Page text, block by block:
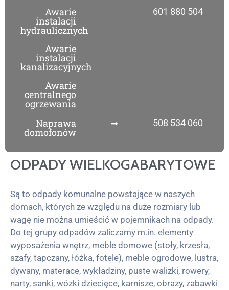
Awarie
instalacji
hydraulicznych
Awarie
instalacji
kanalizacyjnych
Awarie
centralnego
ogrzewania
601 880 504
Naprawa
domofonów
508 534 060
ODPADY WIELKOGABARYTOWE
Są to odpady komunalne powstające w naszych
domach, których ze względu na duże rozmiary lub
wagę nie można umieścić w pojemnikach na odpady.
Do tej grupy odpadów zaliczamy m.in. elementy
wyposażenia wnętrz, meble domowe (stoły, krzesła,
szafy, tapczany, łóżka, fotele), meble ogrodowe, lustra,
dywany, materace, wykładziny, puste walizki, rowery,
narty, sanki, wózki dziecięce, karnisze, obrazy, zabawki